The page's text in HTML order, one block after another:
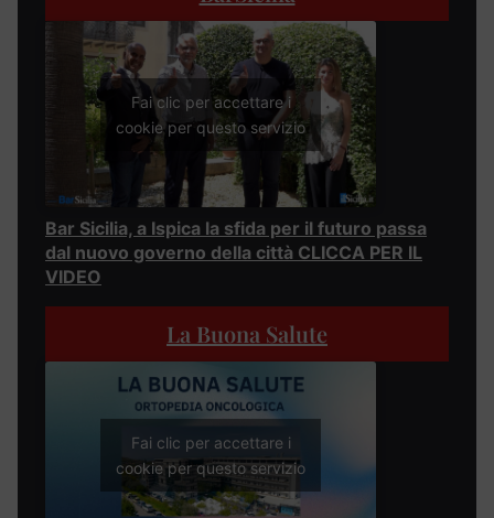
Fai clic per accettare i
cookie per questo servizio
Bar Sicilia, a Ispica la sfida per il futuro passa
dal nuovo governo della città CLICCA PER IL
VIDEO
La Buona Salute
Fai clic per accettare i
cookie per questo servizio